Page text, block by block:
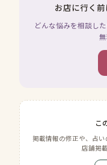
お店に行く
どんな悩みを相談し
こ
掲載情報の修正や、占い
店舗掲